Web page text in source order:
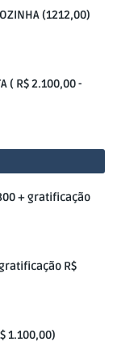
(1212,00)
( R$ 2.100,00 -
800 + gratificação
gratificação R$
1.100,00)